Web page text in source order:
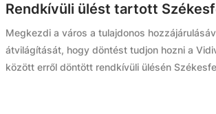
Rendkívüli ülést tartott
Megkezdi a város a tulajdonos
átvilágítását, hogy döntést tudjon hozni a
között erről döntött rendkívüli ülésén